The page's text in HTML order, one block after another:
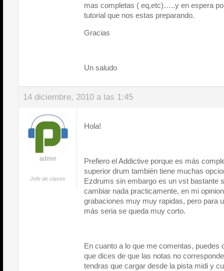
mas completas ( eq,etc)…..y en espera
tutorial que nos estas preparando.
Gracias
Un saludo
14 diciembre, 2010 a las 1:45
admin
Jefe de claves
Hola!
Prefiero el Addictive porque es más
superior drum también tiene muchas
Ezdrums sin embargo es un vst bastante
cambiar nada practicamente, en mi
grabaciones muy muy rapidas, pero para
más seria se queda muy corto.
En cuanto a lo que me comentas, puedes
que dices de que las notas no
tendras que cargar desde la pista midi y